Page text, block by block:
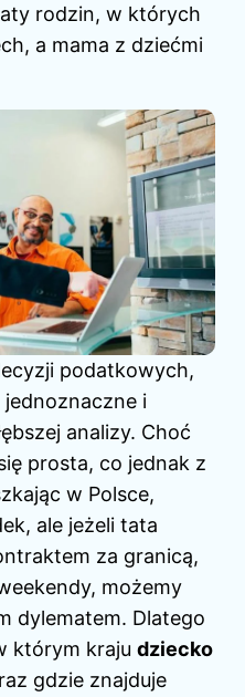
rodzin, w których
a mama z dziećmi
podatkowych,
i
analizy. Choć
prosta, co jednak z
w Polsce,
ale jeżeli tata
za granicą,
możemy
dylematem. Dlatego
którym kraju dziecko
gdzie znajduje